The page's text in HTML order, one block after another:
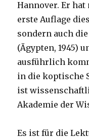
Hannover. Er
erste Auflage
sondern auch
(Ägypten, 1945)
ausführlich
in die koptische
ist
Akademie der
Es ist für die